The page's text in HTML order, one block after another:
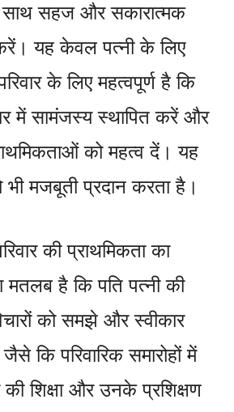
सहज और सकारात्मक
यह केवल पत्नी के लिए
के लिए महत्वपूर्ण है कि
में सामंजस्य स्थापित करें और
को महत्व दें। यह
भी मजबूती प्रदान करता है।
की प्राथमिकता का
है कि पति पत्नी की
को समझे और स्वीकार
कि परिवारिक समारोहों में
की शिक्षा और उनके प्रशिक्षण